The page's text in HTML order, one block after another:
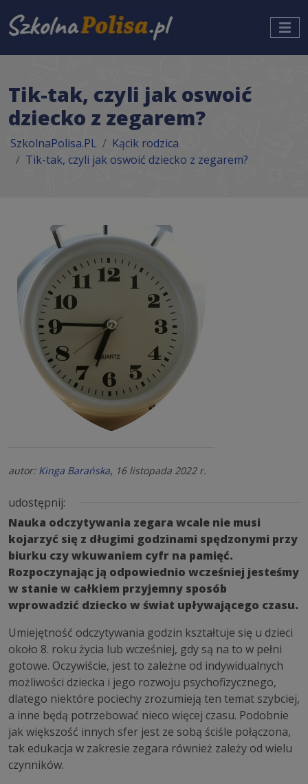
Tik-tak, czyli jak oswoić
dziecko z zegarem?
SzkolnaPolisa.PL
Kącik rodzica
Tik-tak, czyli jak oswoić dziecko z zegarem?
autor: Kinga Barańska, 16 listopada 2022 r.
udostępnij:
Nauka odczytywania zegara wcale nie musi
kojarzyć się z długimi godzinami spędzonymi przy
biurku czy wkuwaniem cyfr na pamięć.
Rozpoczynając ją odpowiednio wcześniej jesteśmy
w stanie w całkiem przyjemny sposób
wprowadzić dziecko w świat upływającego czasu.
Umiejętność odczytywania godzin kształtuje się u dzieci
około 8. roku życia lub wcześniej, gdy są na to w pełni
gotowe. Oczywiście, jest to zależne od indywidualnych
możliwości dziecka i jego rozwoju psychofizycznego,
dlatego niektóre pociechy zrozumieją ten temat szybciej,
a inne będą potrzebować nieco więcej czasu. Podobnie
jak większość innych sfer jest ze sobą ściśle połączona,
tak edukacja w zakresie zegara również zależy od wielu
czynników.